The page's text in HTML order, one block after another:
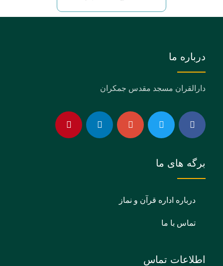
درباره ما
دارالقران مسجد مقدس جمکران
برگه های ما
درباره اداره قرآن و نماز
تماس با ما
اطلاعات تماس